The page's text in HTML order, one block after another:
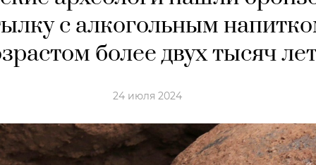
с алкогольным
более двух тысяч
24 июля 2024